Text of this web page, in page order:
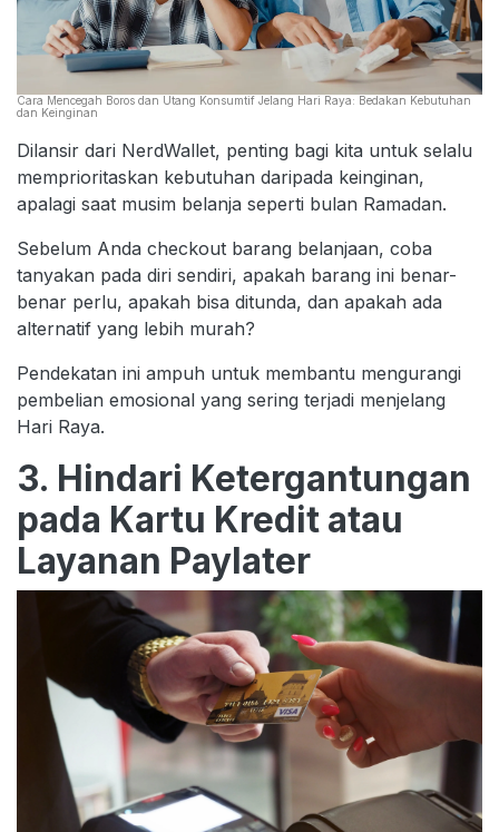
Cara Mencegah Boros dan Utang Konsumtif Jelang Hari Raya: Bedakan Kebutuhan
dan Keinginan
Dilansir dari NerdWallet, penting bagi kita untuk selalu
memprioritaskan kebutuhan daripada keinginan,
apalagi saat musim belanja seperti bulan Ramadan.
Sebelum Anda checkout barang belanjaan, coba
tanyakan pada diri sendiri, apakah barang ini benar-
benar perlu, apakah bisa ditunda, dan apakah ada
alternatif yang lebih murah?
Pendekatan ini ampuh untuk membantu mengurangi
pembelian emosional yang sering terjadi menjelang
Hari Raya.
3. Hindari Ketergantungan
pada Kartu Kredit atau
Layanan Paylater